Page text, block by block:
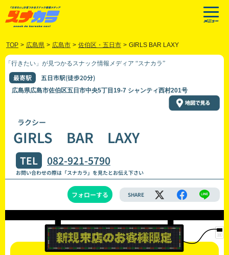
TOP > 広島県 > 広島市 > 佐伯区・五日市 > GIRLS BAR LAXY
「行きたい」が見つかるスナック情報メディア “スナカラ”
最寄駅 五日市駅(徒歩20分)
広島県広島市佐伯区五日市中央5丁目19-7 シャンティ西村201号
ラクシー
GIRLS BAR LAXY
TEL 082-921-5790
お問い合わせの際は「スナカラ」を見たとお伝え下さい
フォローする SHARE